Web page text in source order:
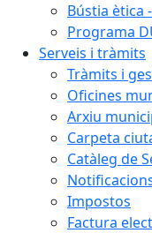
Bústia ètica
Programa
Serveis i tràmits
Tràmits i
Oficines
Arxiu
Carpeta
Catàleg de
Impostos
Factura